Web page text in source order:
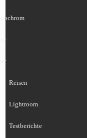
Reisen
Lightroom
Testberichte